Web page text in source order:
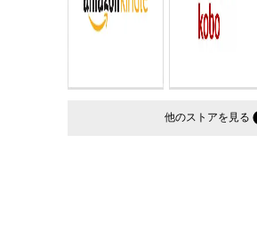
他のストア